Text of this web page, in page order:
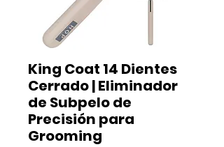
King Coat 14 Dientes
Cerrado | Eliminador
de Subpelo de
Precisión para
Grooming